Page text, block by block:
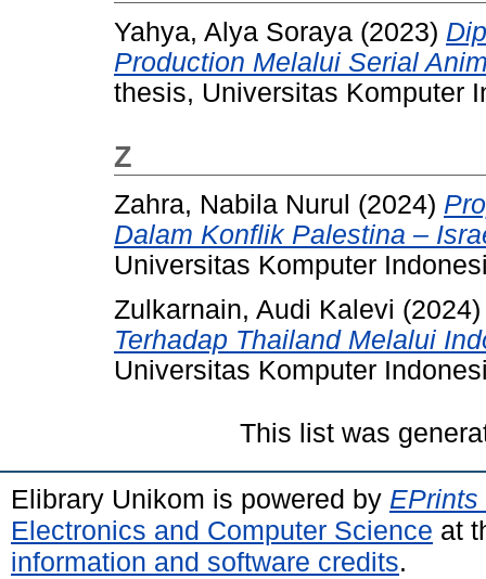
Yahya, Alya Soraya (2023)
Production Melalui Serial
thesis, Universitas Komputer
Z
Zahra, Nabila Nurul (2024)
Dalam Konflik Palestina –
Universitas Komputer
Zulkarnain, Audi Kalevi
Terhadap Thailand Melalui
Universitas Komputer
This list was
Elibrary Unikom is powered by EPrints
Electronics and Computer Science at
information and software credits.